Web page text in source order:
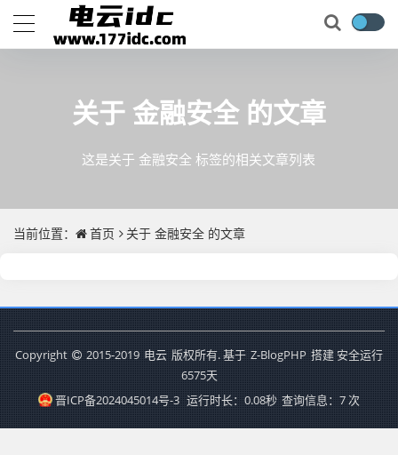
关于 金融安全的文章
这是关于 金融安全 标签的相关文章列表
当前位置： 首页 关于 金融安全 的文章
Copyright 2015-2019 电云 版权所有. 基于 Z-BlogPHP 搭建 安全运行
6575天
晋ICP备2024045014号-3 运行时长：0.08秒 查询信息：7 次